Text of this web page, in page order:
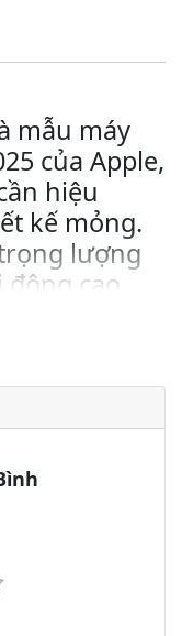
mẫu máy
của Apple,
hiệu
kế mỏng.
lượng
cao.
M5 (CPU 9
GB, cho
chắn, được thiết kế
chỉ 5.3 mm
thiết cho việc sử